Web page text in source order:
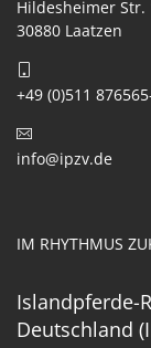
Hildesheimer Str.
30880 Laatzen
+49 (0)511
info@ipzv.de
IM RHYTHMUS
Islandpferde-
Deutschland